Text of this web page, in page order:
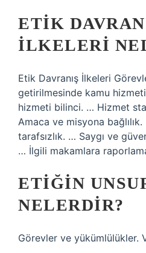
ETIK
ILKELERI
Etik Davranış İlkeleri
getirilmesinde kamu
hizmeti bilinci. … Hizmet
Amaca ve misyona
tarafsızlık. … Saygı ve
… İlgili makamlara
ETIĞIN
NELERDIR?
Görevler ve yükümlülükler.